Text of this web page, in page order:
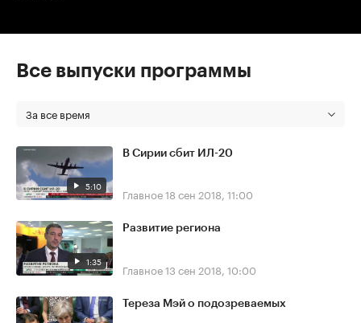
Все выпуски программы
За все время
5:10
В Сирии сбит ИЛ-20
Главное18 сен 2018, 11:00
1:35
Развитие региона
Главное13 сен 2018, 10:00
Тереза Мэй о подозреваемых